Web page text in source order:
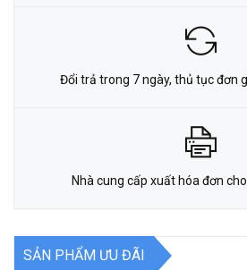
Đổi trả trong 7 ngày, thủ tục đơn
Nhà cung cấp xuất hóa đơn
SẢN PHẨM ƯU ĐÃI